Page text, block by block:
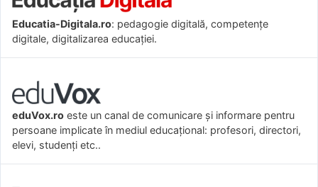
Educatia-Digitala.ro: pedagogie digitală, competențe
digitale, digitalizarea educației.
eduVox.ro este un canal de comunicare și informare pentru
persoane implicate în mediul educațional: profesori, directori,
elevi, studenți etc..